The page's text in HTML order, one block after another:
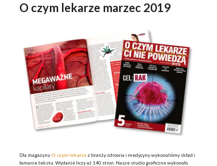
O czym lekarze marzec 2019
Dla magazynu O czym lekarzez branży zdrowia i medycyny wykonaliśmy skład i
łamanie tekstu. Wydanie liczy aż 140 stron. Nasze studio graficzne wykonało